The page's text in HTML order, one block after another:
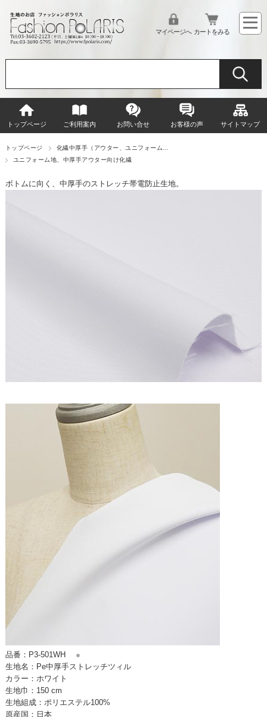
マイページへ カートをみる
トップページ ご利用案内 お問い合せ お客様の声 サイトマップ
トップページ
化繊中厚手（アウター、ユニフォーム…
ユニフォーム地、中厚手アウター向け化繊
ボトムに向く、中厚手のストレッチ帯電防止生地。
品番：P3-501WH
●
生地名：Pe中厚手ストレッチツィル
カラー：ホワイト
生地巾：150 cm
生地組成：ポリエステル100%
原産国：日本